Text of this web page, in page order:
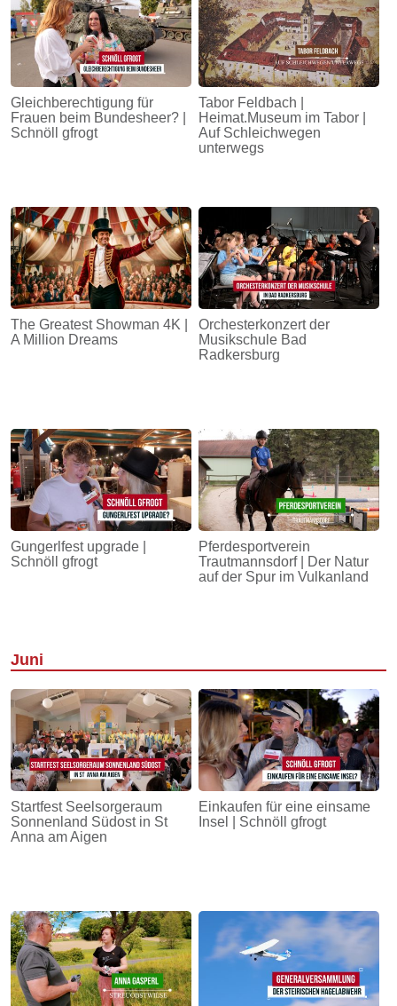
Gleichberechtigung für
Frauen beim Bundesheer? |
Schnöll gfrogt
Tabor Feldbach |
Heimat.Museum im Tabor |
Auf Schleichwegen
unterwegs
The Greatest Showman 4K |
A Million Dreams
Orchesterkonzert der
Musikschule Bad
Radkersburg
Gungerlfest upgrade |
Schnöll gfrogt
Pferdesportverein
Trautmannsdorf | Der Natur
auf der Spur im Vulkanland
Juni
Startfest Seelsorgeraum
Sonnenland Südost in St
Anna am Aigen
Einkaufen für eine einsame
Insel | Schnöll gfrogt